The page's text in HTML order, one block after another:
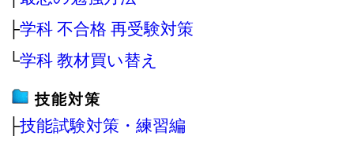
├学科 不合格 再受験対策
└学科 教材買い替え
技能対策
├技能試験対策・練習編